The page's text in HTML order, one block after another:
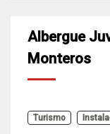
Albergue
Monteros
Turismo